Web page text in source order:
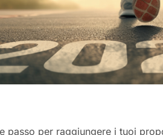
passo per raggiungere i tuoi